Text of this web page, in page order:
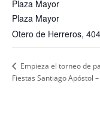
Plaza Mayor
Plaza Mayor
Otero de Herreros,
Empieza el torneo de
Fiestas Santiago Apóstol –